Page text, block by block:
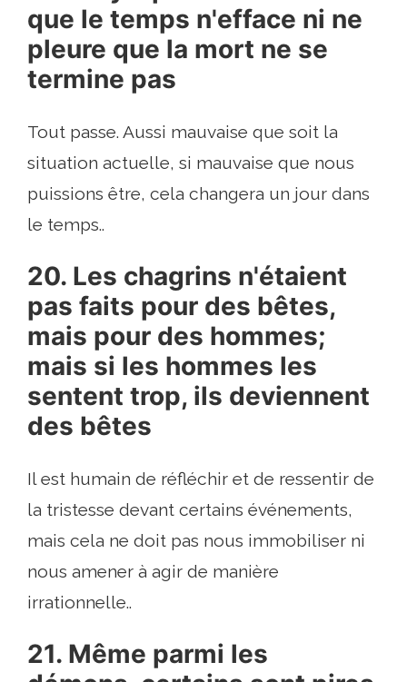
que le temps n'efface ni ne
pleure que la mort ne se
termine pas
Tout passe. Aussi mauvaise que soit la
situation actuelle, si mauvaise que nous
puissions être, cela changera un jour dans
le temps..
20. Les chagrins n'étaient
pas faits pour des bêtes,
mais pour des hommes;
mais si les hommes les
sentent trop, ils deviennent
des bêtes
Il est humain de réfléchir et de ressentir de
la tristesse devant certains événements,
mais cela ne doit pas nous immobiliser ni
nous amener à agir de manière
irrationnelle..
21. Même parmi les